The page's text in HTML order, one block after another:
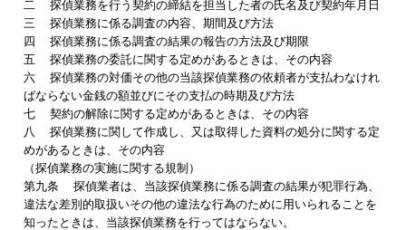
二 探偵業務を行う契約の締結を担当した者の氏名及び契約年月日
三 探偵業務に係る調査の内容、期間及び方法
四 探偵業務に係る調査の結果の報告の方法及び期限
五 探偵業務の委託に関する定めがあるときは、その内容
六 探偵業務の対価その他の当該探偵業務の依頼者が支払わなけれ
ばならない金銭の額並びにその支払の時期及び方法
七 契約の解除に関する定めがあるときは、その内容
八 探偵業務に関して作成し、又は取得した資料の処分に関する定
めがあるときは、その内容
（探偵業務の実施に関する規制）
第九条 探偵業者は、当該探偵業務に係る調査の結果が犯罪行為、
違法な差別的取扱いその他の違法な行為のために用いられることを
知ったときは、当該探偵業務を行ってはならない。